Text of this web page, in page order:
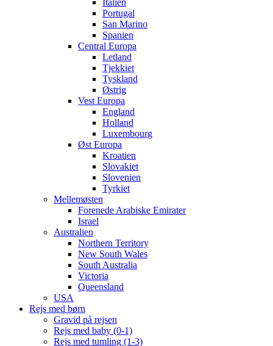
Portugal
San Marino
Spanien
Central Europa
Letland
Tjekkiet
Tyskland
Østrig
Vest Europa
England
Holland
Luxembourg
Øst Europa
Kroatien
Slovakiet
Slovenien
Tyrkiet
Mellemøsten
Forenede Arabiske Emirater
Israel
Australien
Northern Territory
New South Wales
South Australia
Victoria
Queensland
USA
Rejs med børn
Gravid på rejsen
Rejs med baby (0-1)
Rejs med tumling (1-3)